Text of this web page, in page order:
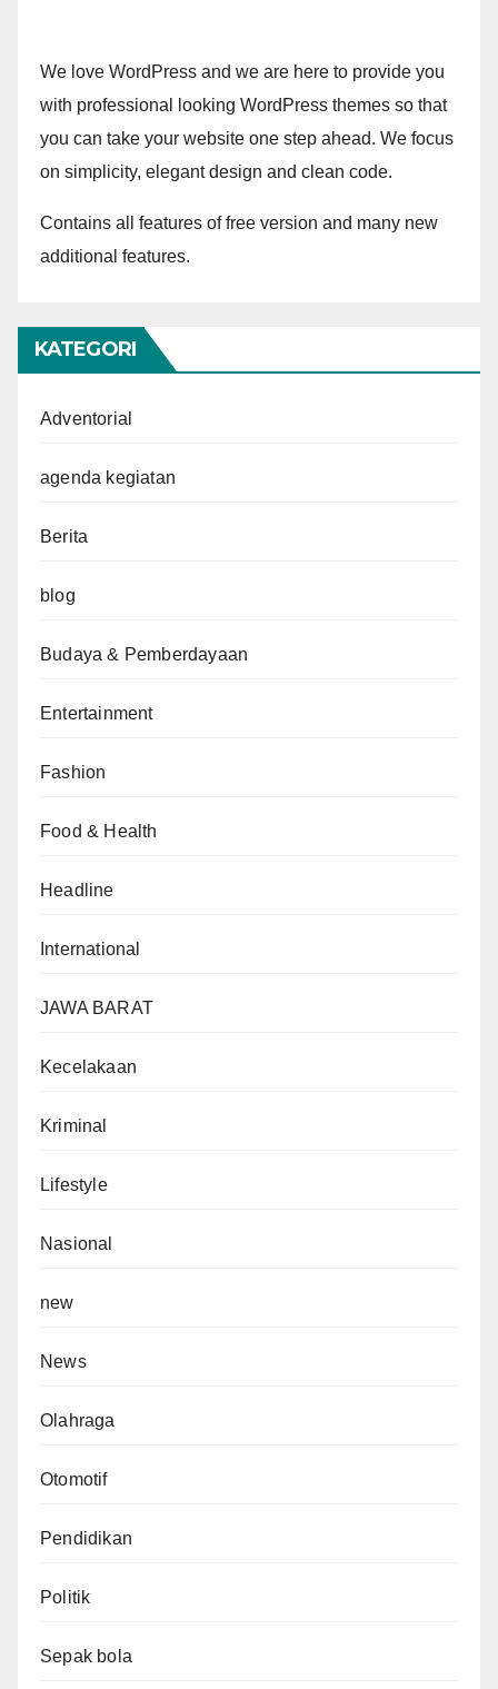
We love WordPress and we are here to provide you
with professional looking WordPress themes so that
you can take your website one step ahead. We focus
on simplicity, elegant design and clean code.
Contains all features of free version and many new
additional features.
KATEGORI
Adventorial
agenda kegiatan
Berita
blog
Budaya & Pemberdayaan
Entertainment
Fashion
Food & Health
Headline
International
JAWA BARAT
Kecelakaan
Kriminal
Lifestyle
Nasional
new
News
Olahraga
Otomotif
Pendidikan
Politik
Sepak bola